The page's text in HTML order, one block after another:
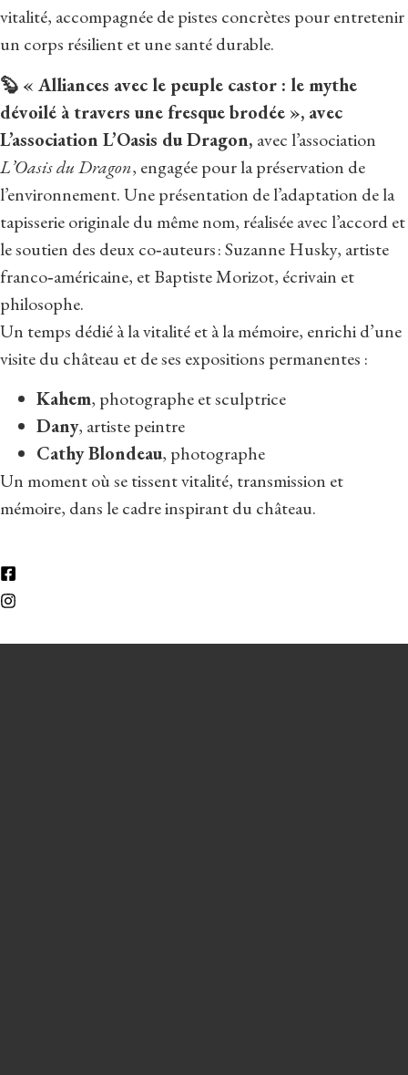
vitalité, accompagnée de pistes concrètes pour entretenir
un corps résilient et une santé durable.
🦫 « Alliances avec le peuple castor : le mythe
dévoilé à travers une fresque brodée », avec
L’association L’Oasis du Dragon, avec l’association
L’Oasis du Dragon, engagée pour la préservation de
l’environnement. Une présentation de l’adaptation de la
tapisserie originale du même nom, réalisée avec l’accord et
le soutien des deux co‑auteurs : Suzanne Husky, artiste
franco‑américaine, et Baptiste Morizot, écrivain et
philosophe.
Un temps dédié à la vitalité et à la mémoire, enrichi d’une
visite du château et de ses expositions permanentes :
Kahem, photographe et sculptrice
Dany, artiste peintre
Cathy Blondeau, photographe
Un moment où se tissent vitalité, transmission et
mémoire, dans le cadre inspirant du château.